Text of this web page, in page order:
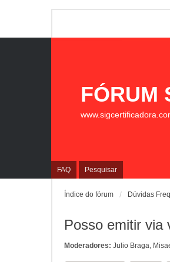
FAQ Pesquisar
FÓRUM
Índice do fórum Dúvidas
Posso emitir via
Moderadores: Julio Braga,